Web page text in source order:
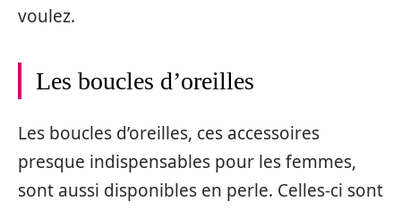
voulez.
Les boucles d’oreilles
Les boucles d’oreilles, ces accessoires
presque indispensables pour les femmes,
sont aussi disponibles en perle. Celles-ci sont